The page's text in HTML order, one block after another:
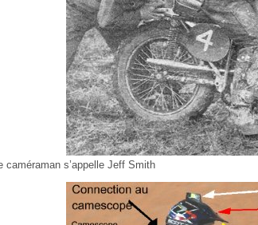
caméraman s’appelle Jeff Smith